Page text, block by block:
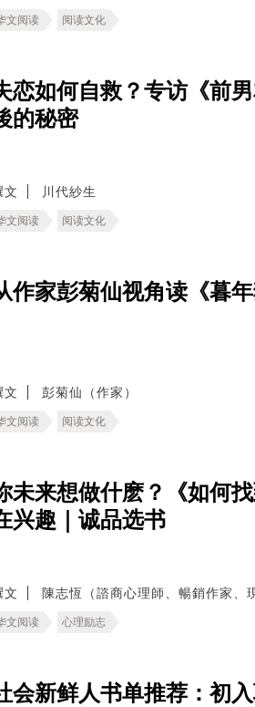
文阅读 阅读文化
恋如何自救？专访《前
的秘密
文 川代紗生
文阅读 阅读文化
作家彭菊仙视角读《暮
文 彭菊仙（作家）
文阅读 阅读文化
未来想做什麽？《如何
兴趣｜诚品选书
文 陳志恆（諮商心理師、暢銷作家、
文阅读 心理励志
会新鲜人书单推荐：初